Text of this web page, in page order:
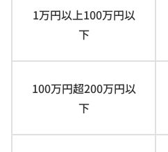
1万円以上100万円以
下
100万円超200万円以
下